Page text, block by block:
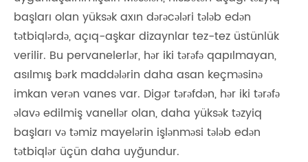
başları olan yüksək axın dərəcələri tələb edən
tətbiqlərdə, açıq-aşkar dizaynlar tez-tez üstünlük
verilir. Bu pervanelerlər, hər iki tərəfə qapılmayan,
asılmış bərk maddələrin daha asan keçməsinə
imkan verən vanes var. Digər tərəfdən, hər iki tərəfə
əlavə edilmiş vanellər olan, daha yüksək təzyiq
başları və təmiz mayelərin işlənməsi tələb edən
tətbiqlər üçün daha uyğundur.